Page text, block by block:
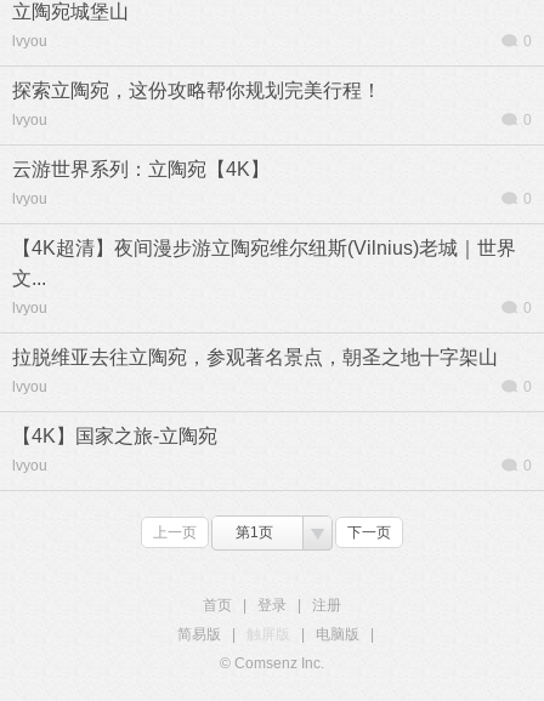
立陶宛城堡山
lvyou 0
探索立陶宛，这份攻略帮你规划完美行程！
lvyou 0
云游世界系列：立陶宛【4K】
lvyou 0
【4K超清】夜间漫步游立陶宛维尔纽斯(Vilnius)老城｜世界
文...
lvyou 0
拉脱维亚去往立陶宛，参观著名景点，朝圣之地十字架山
lvyou 0
【4K】国家之旅-立陶宛
lvyou 0
上一页 第1页 下一页
首页 登录
注册
简易版
触屏版 电脑版
© Comsenz Inc.